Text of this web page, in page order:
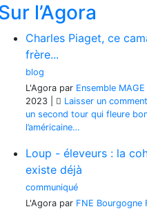
l’Agora
Charles Piaget, ce
frère...
blog
L'Agora par Ensemble MAGE
2023
Laisser un
un second tour qui fleure
l’américaine…
Loup - éleveurs : la
existe déjà
communiqué
L'Agora par FNE Bourgogne